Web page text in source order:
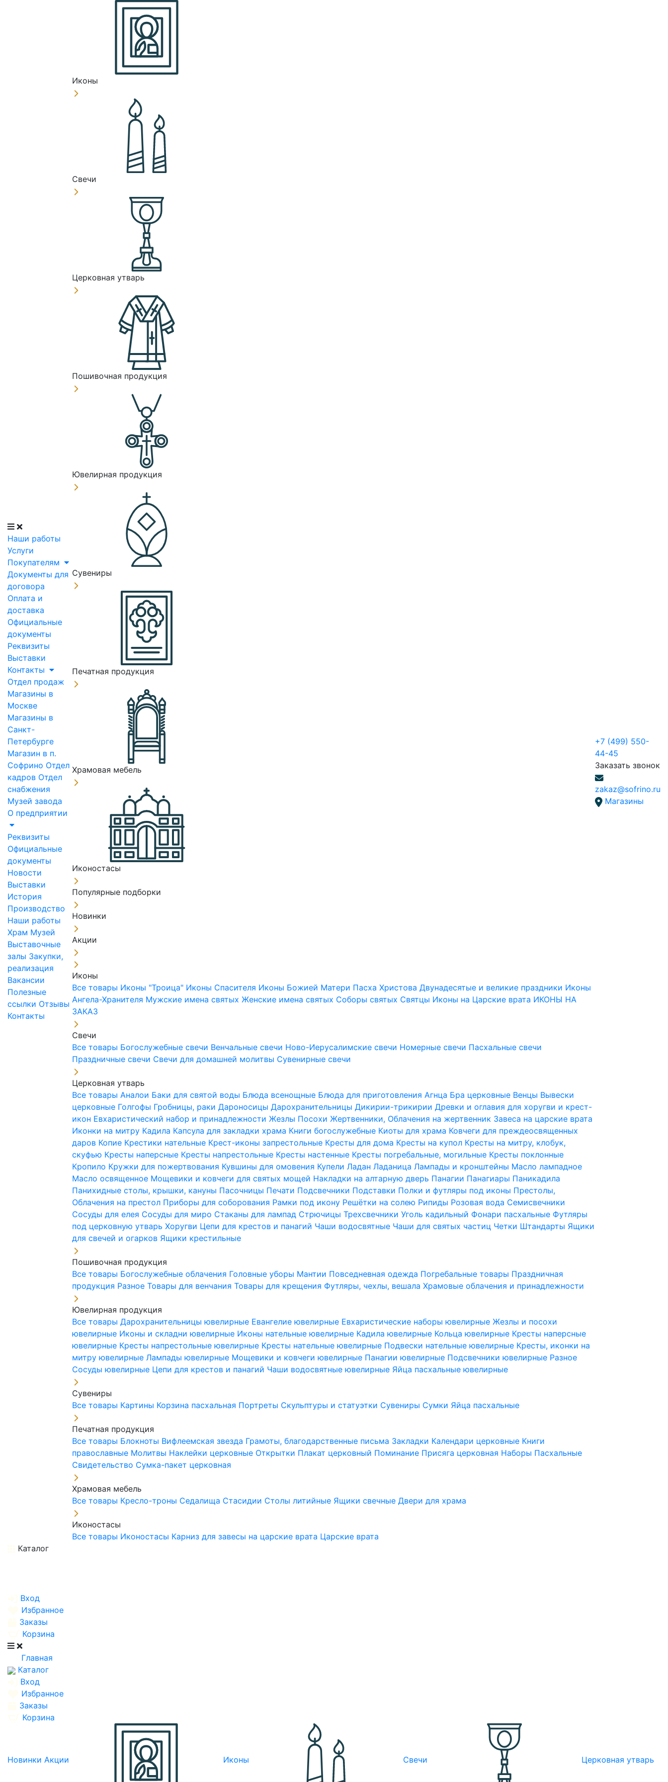
Наши работы
Услуги
Покупателям
Документы для
договора
Оплата и
доставка
Официальные
документы
Реквизиты
Выставки
Контакты
Отдел продаж
Магазины в
Москве
Магазины в
Санкт-
Петербурге
Магазин в п.
Софрино Отдел
кадров Отдел
снабжения
Музей завода
О предприятии
Реквизиты
Официальные
документы
Новости
Выставки
История
Производство
Наши работы
Храм Музей
Выставочные
залы Закупки,
реализация
Вакансии
Полезные
ссылки Отзывы
Контакты
Иконы
Свечи
Церковная утварь
Пошивочная продукция
Ювелирная продукция
Сувениры
Печатная продукция
Храмовая мебель
Иконостасы
Популярные подборки
Новинки
Акции
Иконы
Все товары Иконы "Троица" Иконы Спасителя Иконы Божией Матери Пасха ХристоваДвунадесятые и великие праздники Иконы
Ангела-Хранителя Мужские имена святыхЖенские имена святых Соборы святых Святцы Иконы на Царские врата ИКОНЫ НА
ЗАКАЗ
Свечи
Все товары Богослужебные свечи Венчальные свечи Ново-Иерусалимские свечи Номерные свечи Пасхальные свечи
Праздничные свечи Свечи для домашней молитвы Сувенирные свечи
Церковная утварь
Все товарыАналои Баки для святой воды Блюда всенощные Блюда для приготовления Агнца Бра церковные Венцы Вывески
церковные Голгофы Гробницы, ракиДароносицыДарохранительницыДикирии-трикирииДревки и оглавия для хоругви и крест-
икон Евхаристический набор и принадлежностиЖезлы ПосохиЖертвенники, Облачения на жертвенник Завеса на царские врата
Иконки на митру Кадила Капсула для закладки храма Книги богослужебные Киоты для храма Ковчеги для преждеосвященных
даров Копие Крестики нательные Крест-иконы запрестольные Кресты для дома Кресты на купол Кресты на митру, клобук,
скуфью Кресты наперсные Кресты напрестольные Кресты настенные Кресты погребальные, могильные Кресты поклонные
Кропило Кружки для пожертвования Кувшины для омовения КупелиЛаданЛаданицаЛампады и кронштейны Масло лампадное
Масло освященное Мощевики и ковчеги для святых мощей Накладки на алтарную дверь Панагии Панагиары Паникадила
Панихидные столы, крышки, кануны Пасочницы Печати Подсвечники Подставки Полки и футляры под иконы Престолы,
Облачения на престол Приборы для соборования Рамки под икону Решётки на солею Рипиды Розовая вода Семисвечники
Сосуды для елея Сосуды для миро Стаканы для лампад СтрючицыТрехсвечникиУголь кадильный Фонари пасхальные Футляры
под церковную утварьХоругви Цепи для крестов и панагий Чаши водосвятные Чаши для святых частиц Четки Штандарты Ящики
для свечей и огарков Ящики крестильные
Пошивочная продукция
Все товары Богослужебные облачения Головные уборы Мантии Повседневная одежда Погребальные товары Праздничная
продукция РазноеТовары для венчанияТовары для крещения Футляры, чехлы, вешалаХрамовые облачения и принадлежности
Ювелирная продукция
Все товарыДарохранительницы ювелирные Евангелие ювелирные Евхаристические наборы ювелирныеЖезлы и посохи
ювелирные Иконы и складни ювелирные Иконы нательные ювелирные Кадила ювелирные Кольца ювелирные Кресты наперсные
ювелирные Кресты напрестольные ювелирные Кресты нательные ювелирные Подвески нательные ювелирные Кресты, иконки на
митру ювелирныеЛампады ювелирные Мощевики и ковчеги ювелирные Панагии ювелирные Подсвечники ювелирные Разное
Сосуды ювелирные Цепи для крестов и панагий Чаши водосвятные ювелирные Яйца пасхальные ювелирные
Сувениры
Все товары Картины Корзина пасхальная Портреты Скульптуры и статуэтки Сувениры Сумки Яйца пасхальные
Печатная продукция
Все товары Блокноты Вифлеемская звезда Грамоты, благодарственные письма Закладки Календари церковные Книги
православные Молитвы Наклейки церковные Открытки Плакат церковный Поминание Присяга церковная Наборы Пасхальные
Свидетельство Сумка-пакет церковная
Храмовая мебель
Все товары Кресло-троны Седалища Стасидии Столы литийные Ящики свечныеДвери для храма
Иконостасы
Все товары Иконостасы Карниз для завесы на царские врата Царские врата
+7 (499) 550-
44-45
Заказать звонок
zakaz@sofrino.ru
Магазины
Каталог
Вход
Избранное
Заказы
Корзина
Главная
Каталог
Вход
Избранное
Заказы
Корзина
Новинки Акции Иконы Свечи Церковная утварь